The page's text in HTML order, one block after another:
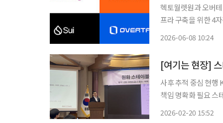
헥토월렛원과 오버
프라 구축을 위한 4자간 업무협약
2026-06-08 10:24
[여기는 현장]
사후 추적 중심 현행
책임 명확화 필요 스테이블코인 시장 속 이용자 보호를 위해서는 현행 이용자 확인(KYC)제도
2026-02-20 15:52